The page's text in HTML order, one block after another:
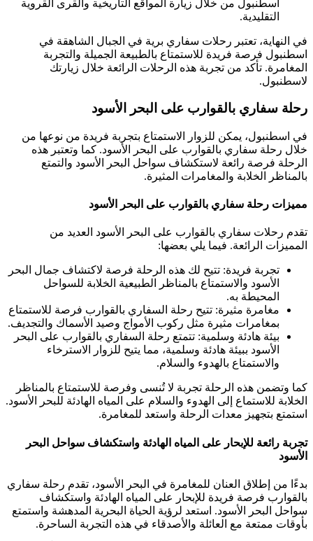
اسطنبول من خلال زيارة المواقع التاريخية والقرى القروية
التقليدية.
في النهاية، تعتبر رحلات سفاري برية في الجبال الشاهقة في
اسطنبول فرصة فريدة للاستمتاع بالطبيعة الجميلة والتجربة
المغامرة. تأكد من تجربة هذه الرحلات الرائعة خلال زيارتك
لاسطنبول.
رحلة سفاري بالقوارب على البحر الأسود
في اسطنبول، يمكن للزوار الاستمتاع بتجربة فريدة من نوعها من
خلال رحلة سفاري بالقوارب على البحر الأسود. كما وتعتبر هذه
الرحلة فرصة رائعة لاستكشاف سواحل البحر الأسود والتمتع
بالمناظر الخلابة والمغامرات المثيرة.
مميزات رحلة سفاري بالقوارب على البحر الأسود
تقدم رحلات سفاري بالقوارب على البحر الأسود العديد من
المميزات الرائعة. فيما يلي بعضها:
تجربة فريدة: تتيح لك هذه الرحلة فرصة لاكتشاف جمال البحر
الأسود والاستمتاع بالمناظر الطبيعية الخلابة للسواحل
المحيطة به.
مغامرة مثيرة: تتيح رحلة السفاري بالقوارب فرصة للاستمتاع
بمغامرات مثيرة مثل ركوب الأمواج وصيد الأسماك والتجديف.
بيئة هادئة وسلمية: تتمتع رحلة السفاري بالقوارب على البحر
الأسود ببيئة هادئة وسلمية، مما يتيح للزوار الاسترخاء
والاستمتاع بالهدوء والسلام.
كما وتضمن هذه الرحلة تجربة لا تُنسى وفرصة للاستمتاع بالمناظر
الخلابة للاستماع إلى الهدوء والسلام على المياه الهادئة للبحر الأسود.
استمتع بتجهيز معدات الرحلة واستعد للمغامرة.
تجربة رائعة للإبحار على المياه الهادئة واستكشاف سواحل البحر
الأسود
بدءًا من إطلاق العنان للمغامرة في البحر الأسود، تقدم رحلة سفاري
بالقوارب فرصة فريدة للإبحار على المياه الهادئة واستكشاف
سواحل البحر الأسود. استعد لرؤية الحياة البحرية المدهشة واستمتع
بأوقات ممتعة مع العائلة والأصدقاء في هذه التجربة الساحرة.